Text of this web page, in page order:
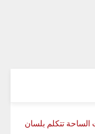
كولان/ 5.. حين كانت الساحة تتكلم بلسان